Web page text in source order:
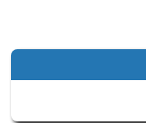
左邊區域內容